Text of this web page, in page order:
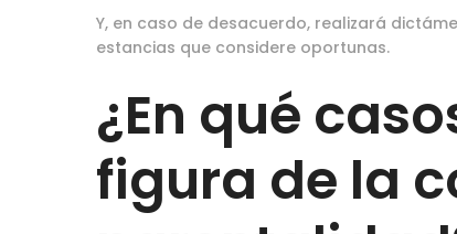
Y, en caso de desacuerdo, realizará
estancias que considere oportunas.
¿En qué
figura de la